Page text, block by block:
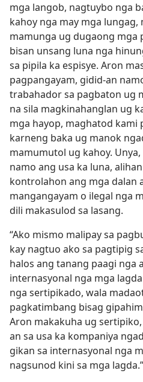
mga langob, nagtuybo nga
kahoy nga may mga lungag,
mamunga ug dugaong
bisan unsang luna nga
sa pipila ka espisye. Aron
pagpangayam, gidid-an
trabahador sa pagbaton ug
na sila magkinahanglan ug
mga hayop, maghatod kami
karneng baka ug manok
mamumutol ug kahoy.
namo ang usa ka luna,
kontrolahon ang mga dalan
mangangayam o ilegal nga
dili makasulod sa lasang.
“Ako mismo malipay sa
kay nagtuo ako sa pagtipig
halos ang tanang paagi nga
internasyonal nga mga
nga sertipikado, wala
pagkatimbang bisag
Aron makakuha ug
an sa usa ka kompaniya
gikan sa internasyonal nga
nagsunod kini sa mga lagda.”